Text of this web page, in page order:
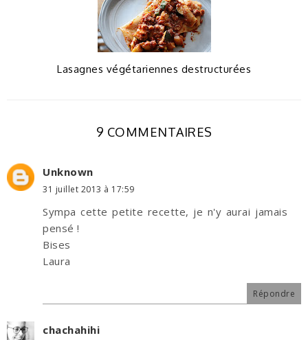
Lasagnes végétariennes destructurées
9 COMMENTAIRES
Unknown
31 juillet 2013 à 17:59
Sympa cette petite recette, je n'y aurai jamais
pensé !
Bises
Laura
Répondre
chachahihi